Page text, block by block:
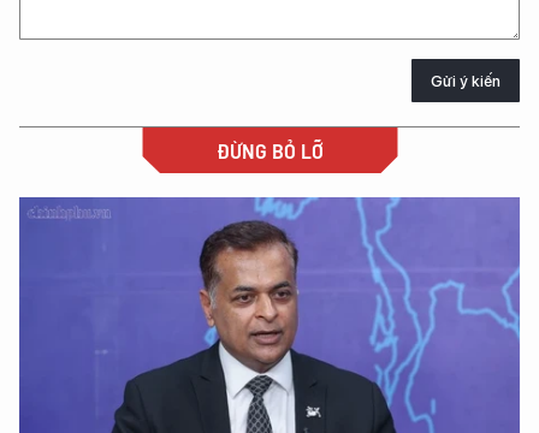
Gửi ý kiến
ĐỪNG BỎ LỠ